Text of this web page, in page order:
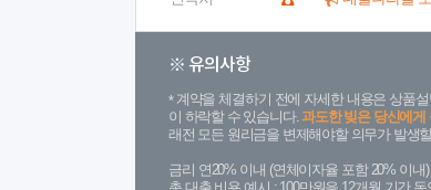
※ 유의사항
계약을 체결하기 전에 자세한 내용은 상품
이 하락할 수 있습니다.과도한 빚은 당신에게
래전 모든 원리금을 변제해야할 의무가 발생
금리 연20% 이내 (연체이자율 포함 20% 이